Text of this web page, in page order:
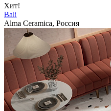
Хит!
Bali
Alma Ceramica, Россия